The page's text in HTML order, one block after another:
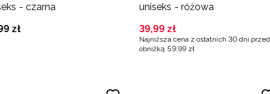
- czarna
zł
uniseks - różowa
39,99 zł
Najniższa cena z ostatnich 30 dni przed
obniżką 59, 99 zł